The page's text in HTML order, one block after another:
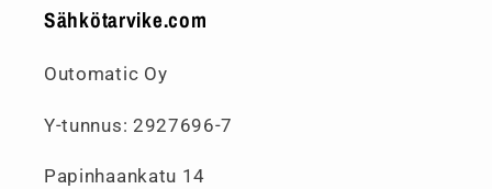
Sähkötarvike.com
Outomatic Oy
Y-tunnus: 2927696-7
Papinhaankatu 14